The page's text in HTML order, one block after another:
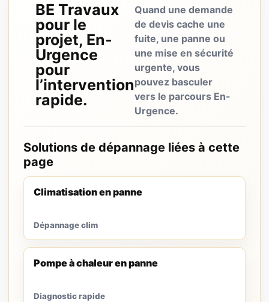
BE Travaux
pour le
projet, En-
Urgence
pour
l’intervention
rapide.
Quand une demande
de devis cache une
fuite, une panne ou
une mise en sécurité
urgente, vous
pouvez basculer
vers le parcours En-
Urgence.
Solutions de dépannage liées à cette
page
Climatisation en panne
Dépannage clim
Pompe à chaleur en panne
Diagnostic rapide